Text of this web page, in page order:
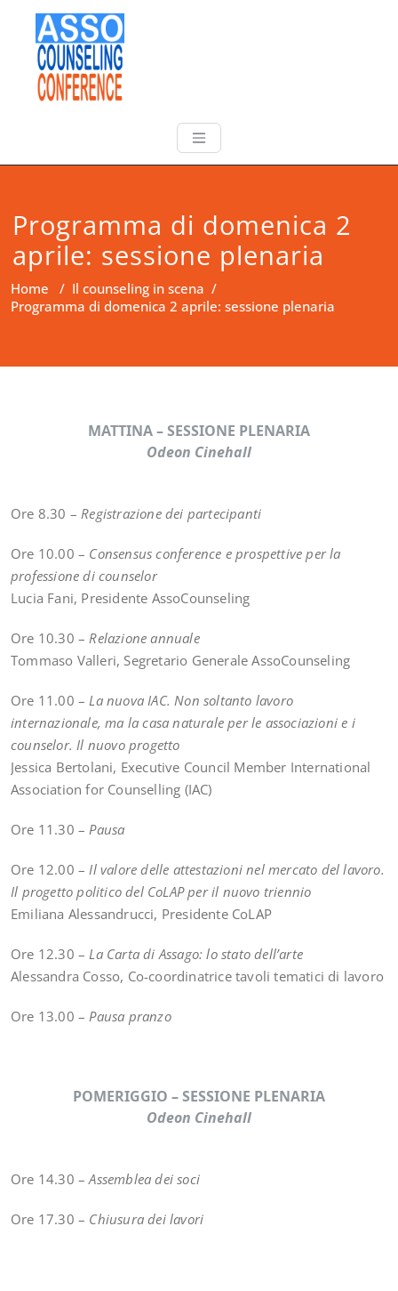
Programma di domenica 2
aprile: sessione plenaria
Home / Il counseling in scena /
Programma di domenica 2 aprile: sessione plenaria
MATTINA – SESSIONE PLENARIA
Odeon Cinehall
Ore 8.30 –Registrazione dei partecipanti
Ore 10.00 – Consensus conference e prospettive per la
professione di counselor
Lucia Fani, Presidente AssoCounseling
Ore 10.30 –Relazione annuale
Tommaso Valleri, Segretario Generale AssoCounseling
Ore 11.00 –La nuova IAC. Non soltanto lavoro
internazionale, ma la casa naturale per le associazioni e i
counselor. Il nuovo progetto
Jessica Bertolani, Executive Council Member International
Association for Counselling (IAC)
Ore 11.30 –Pausa
Ore 12.00 –Il valore delle attestazioni nel mercato del lavoro.
Il progetto politico del CoLAP per il nuovo triennio
Emiliana Alessandrucci, Presidente CoLAP
Ore 12.30 –La Carta di Assago: lo stato dell’arte
Alessandra Cosso, Co-coordinatrice tavoli tematici di lavoro
Ore 13.00 –Pausa pranzo
POMERIGGIO – SESSIONE PLENARIA
Odeon Cinehall
Ore 14.30 –Assemblea dei soci
Ore 17.30 – Chiusura dei lavori